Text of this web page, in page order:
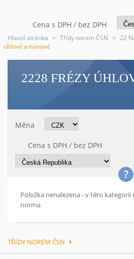
Cena s DPH / bez DPH
Hlavní stránka > Třídy norem ČSN > 22
úhlové a tvarové
2228 FRÉZY
Měna
Cena s DPH / bez DPH
Položka nenalezena - v této kategorii
norma
TŘÍDY NOREM ČSN